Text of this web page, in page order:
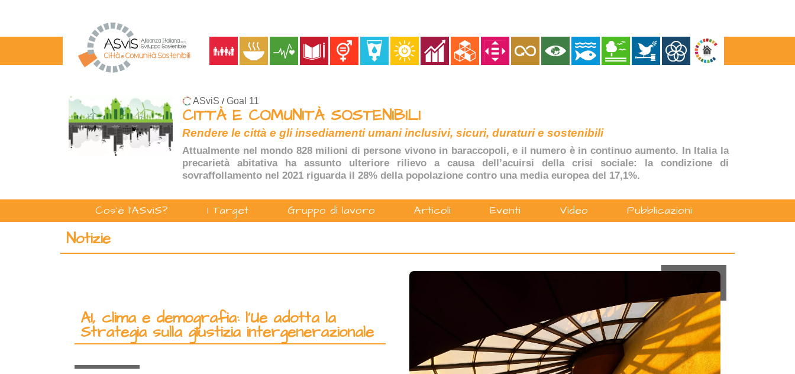
ASviS / Goal 11
CITTÀ E COMUNITÀ SOSTENIBILI
Rendere le città e gli insediamenti umani inclusivi, sicuri, duraturi e sostenibili
Attualmente nel mondo 828 milioni di persone vivono in baraccopoli, e il numero è in continuo aumento. In Italia la
precarietà abitativa ha assunto ulteriore rilievo a causa dell’acuirsi della crisi sociale: la condizione di
sovraffollamento nel 2021 riguarda il 28% della popolazione contro una media europea del 17,1%.
Cos'è l'ASviS? I Target Gruppo di lavoro Articoli Eventi Video Pubblicazioni
Notizie
AI, clima e demografia: l’Ue adotta la
Strategia sulla giustizia intergenerazionale